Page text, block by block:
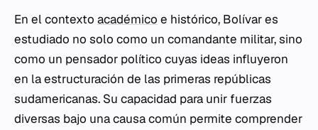
En el contexto académico e histórico, Bolívar es
estudiado no solo como un comandante militar, sino
como un pensador político cuyas ideas influyeron
en la estructuración de las primeras repúblicas
sudamericanas. Su capacidad para unir fuerzas
diversas bajo una causa común permite comprender